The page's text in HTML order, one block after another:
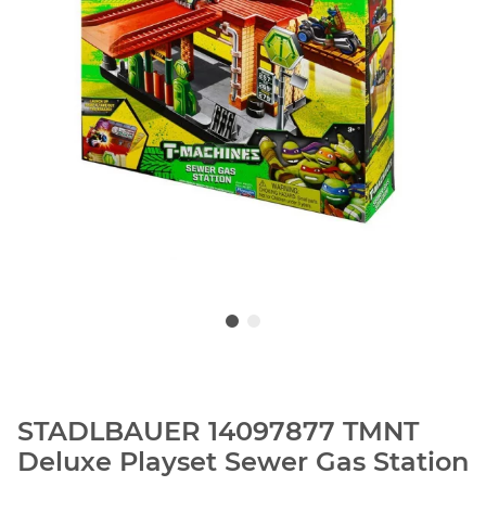
STADLBAUER 14097877 TMNT
Deluxe Playset Sewer Gas Station